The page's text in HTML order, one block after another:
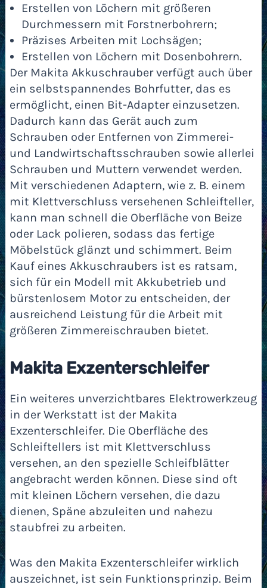
Erstellen von Löchern mit größeren
Durchmessern mit Forstnerbohrern;
Präzises Arbeiten mit Lochsägen;
Erstellen von Löchern mit Dosenbohrern.
Der Makita Akkuschrauber verfügt auch über
ein selbstspannendes Bohrfutter, das es
ermöglicht, einen Bit-Adapter einzusetzen.
Dadurch kann das Gerät auch zum
Schrauben oder Entfernen von Zimmerei-
und Landwirtschaftsschrauben sowie allerlei
Schrauben und Muttern verwendet werden.
Mit verschiedenen Adaptern, wie z. B. einem
mit Klettverschluss versehenen Schleifteller,
kann man schnell die Oberfläche von Beize
oder Lack polieren, sodass das fertige
Möbelstück glänzt und schimmert. Beim
Kauf eines Akkuschraubers ist es ratsam,
sich für ein Modell mit Akkubetrieb und
bürstenlosem Motor zu entscheiden, der
ausreichend Leistung für die Arbeit mit
größeren Zimmereischrauben bietet.
Makita Exzenterschleifer
Ein weiteres unverzichtbares Elektrowerkzeug
in der Werkstatt ist der Makita
Exzenterschleifer. Die Oberfläche des
Schleiftellers ist mit Klettverschluss
versehen, an den spezielle Schleifblätter
angebracht werden können. Diese sind oft
mit kleinen Löchern versehen, die dazu
dienen, Späne abzuleiten und nahezu
staubfrei zu arbeiten.
Was den Makita Exzenterschleifer wirklich
auszeichnet, ist sein Funktionsprinzip. Beim